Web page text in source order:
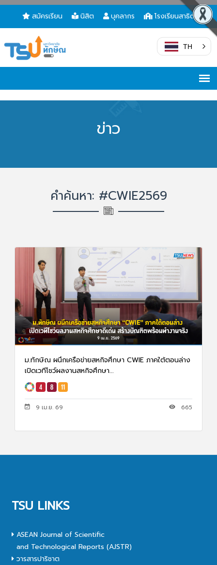
สมัครเรียน นิสิต บุคลากร โรงเรียนสาธิต
TH
ข่าว
คำค้นหา: #CWIE2569
ม.ทักษิณ ผนึกเครือข่ายสหกิจศึกษา CWIE ภาคใต้ตอนล่าง
เปิดเวทีโชว์ผลงานสหกิจศึกษา...
9 เม.ย. 69 665
TSU LINKS
ASEAN Journal of Scientific
and Technological Reports (AJSTR)
วารสารปาริชาต